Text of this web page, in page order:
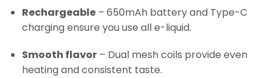
Rechargeable– 650mAh battery and Type-C
charging ensure you use all e-liquid.
Smooth flavor– Dual mesh coils provide even
heating and consistent taste.